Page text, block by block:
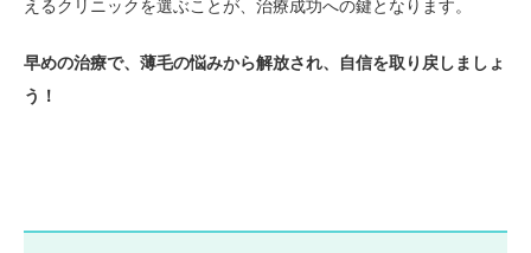
えるクリニックを選ぶことが、治療成功への鍵となります。
早めの治療で、薄毛の悩みから解放され、自信を取り戻しましょ
う！